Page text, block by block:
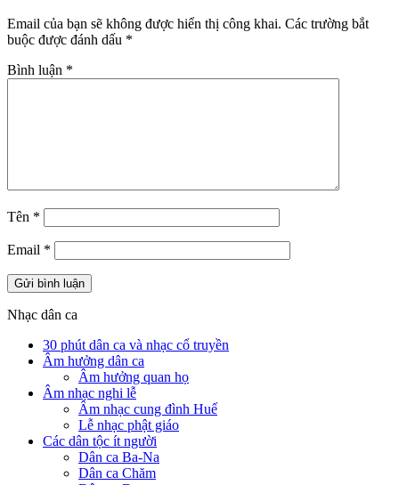
Email của bạn sẽ không được hiển thị công khai. Các trường bắt
buộc được đánh dấu *
Bình luận *
Tên *
Email *
Nhạc dân ca
30 phút dân ca và nhạc cổ truyền
Âm hưởng dân ca
Âm hưởng quan họ
Âm nhạc nghi lễ
Âm nhạc cung đình Huế
Lễ nhạc phật giáo
Các dân tộc ít người
Dân ca Ba-Na
Dân ca Chăm